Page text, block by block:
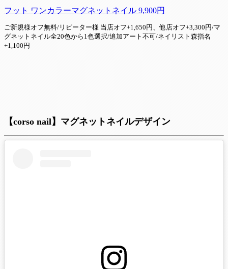
フット ワンカラーマグネットネイル 9,900円
ご新規様オフ無料/リピーター様 当店オフ+1,650円、他店オフ+3,300円/マ
グネットネイル全20色から1色選択/追加アート不可/ネイリスト森指名
+1,100円
【corso nail】マグネットネイルデザイン